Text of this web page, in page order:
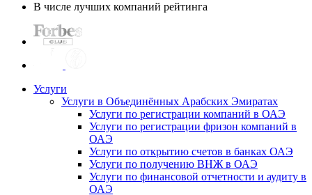
В числе лучших компаний рейтинга
Услуги
Услуги в Объединённых Арабских Эмиратах
Услуги по регистрации компаний в ОАЭ
Услуги по регистрации фризон компаний в
ОАЭ
Услуги по открытию счетов в банках ОАЭ
Услуги по получению ВНЖ в ОАЭ
Услуги по финансовой отчетности и аудиту в
ОАЭ